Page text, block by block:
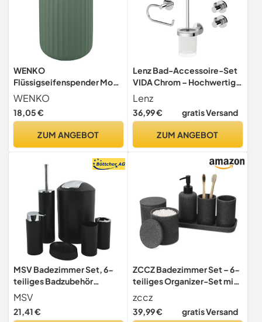
WENKO
Flüssigseifenspender Mod.
Belluno, nachfüllbarer
Seifenspender aus
hochwertiger Keramik,
moderner Rillen-Struktur,
Grün/Schwarz, Ø 8 x 13,5
WENKO
18,05 €
ZUM ANGEBOT
Lenz Bad-Accessoire-Set
VIDA Chrom – Hochwertige
& Pflegeleichte Oberfläche
Lenz
36,99 € gratis Versand
ZUM ANGEBOT
MSV Badezimmer Set, 6-
teiliges Badzubehör
Seifenspender, WC Bürste,
Seifenschale,
Kosmetikeimer und
MSV
21,41 €
ZCCZ Badezimmer Set – 6-
teiliges Organizer-Set mit
Seifenspender, Schale für
Kosmetik und
zccz
39,99 € gratis Versand